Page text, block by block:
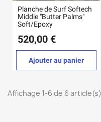
Planche de Surf Softech
Middie "Butter Palms"
Soft/Epoxy
520,00 €
Ajouter au panier
Affichage 1-6 de 6 article(s)